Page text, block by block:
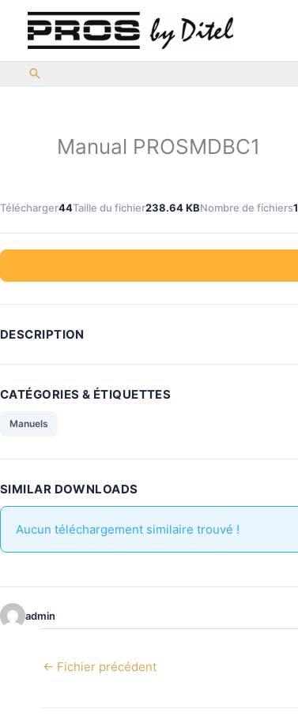
contenu
Manual PROSMDBC1
Télécharger44Taille du fichier238.64 KBNombre de fichiers1
DESCRIPTION
CATÉGORIES & ÉTIQUETTES
Manuels
SIMILAR DOWNLOADS
Aucun téléchargement similaire trouvé !
admin
← Fichier précédent